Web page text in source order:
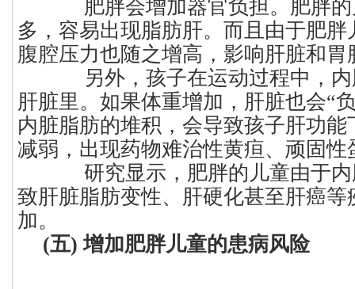
肥胖会增加器官负担。肥胖的
多，容易出现脂肪肝。而且由于肥
腹腔压力也随之增高，影响肝脏和胃
另外，孩子在运动过程中，内
肝脏里。如果体重增加，肝脏也会“
内脏脂肪的堆积，会导致孩子肝功
减弱，出现药物难治性黄疸、顽固性
研究显示，肥胖的儿童由于内
致肝脏脂肪变性、肝硬化甚至肝癌等
加。
(五) 增加肥胖儿童的患病风险